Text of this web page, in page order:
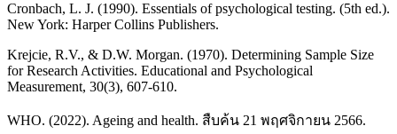
Cronbach, L. J. (1990). Essentials of psychological testing. (5th ed.).
New York: Harper Collins Publishers.
Krejcie, R.V., & D.W. Morgan. (1970). Determining Sample Size
for Research Activities. Educational and Psychological
Measurement, 30(3), 607-610.
WHO. (2022). Ageing and health. สืบค้น 21 พฤศจิกายน 2566.